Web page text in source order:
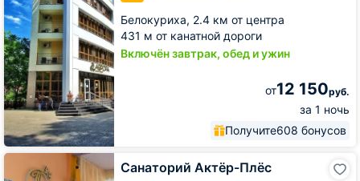
Белокуриха, 2.4 км от центра
431 м от канатной дороги
Включён завтрак, обед и ужин
от12 150руб.
за 1 ночь
Получите608 бонусов
Санаторий Актёр-Плёс
Санаторий
Актёр-